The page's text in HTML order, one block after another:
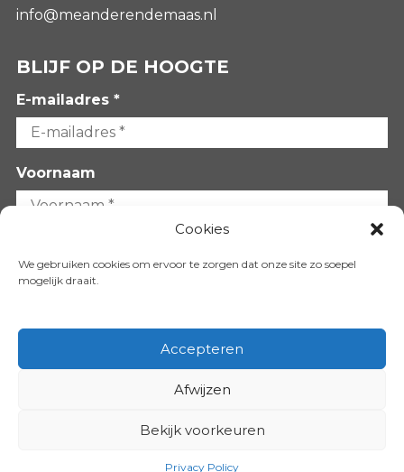
Cookies
We gebruiken cookies om ervoor te zorgen dat onze site zo soepel
mogelijk draait.
Accepteren
Afwijzen
Bekijk voorkeuren
Privacy Policy
info@meanderendemaas.nl
BLIJF OP DE HOOGTE
E-mailadres *
Voornaam
VOLG ONS OP: